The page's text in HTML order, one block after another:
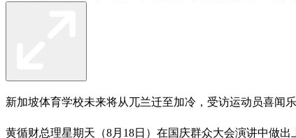
新加坡体育学校未来将从兀兰迁至加冷，受访运动员喜闻
黄循财总理星期天（8月18日）在国庆群众大会演讲中做出